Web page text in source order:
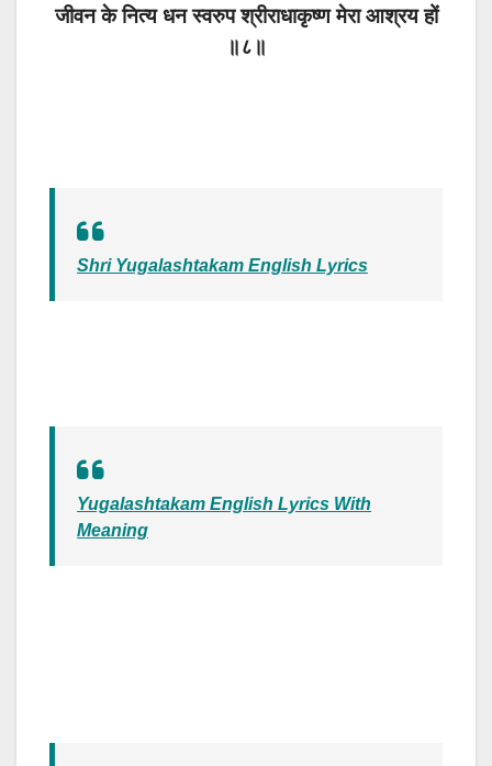
जीवन के नित्य धन स्वरुप श्रीराधाकृष्ण मेरा आश्रय हों
॥८॥
Shri Yugalashtakam English Lyrics
Yugalashtakam English Lyrics With
Meaning